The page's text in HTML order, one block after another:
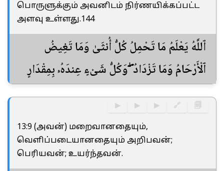
பொருளுக்கும் அவனிடம் நிர்ணயிக்கப்பட்ட
அளவு உள்ளது.144
ٱللَّهُ يَعْلَمُ مَا تَحْمِلُ كُلُّ أُنثَىٰ وَمَا تَغِيضُ
ٱلْأَرْحَامُ وَمَا تَزْدَادُ ۖ وَكُلُّ شَىْءٍ عِندَهُۥ بِمِقْدَارٍ
▶ ▶ ▶ 🔗 🗐
13:9 (அவன்) மறைவானதையும்,
வெளிப்படையானதையும் அறிபவன்;
பெரியவன்; உயர்ந்தவன்.